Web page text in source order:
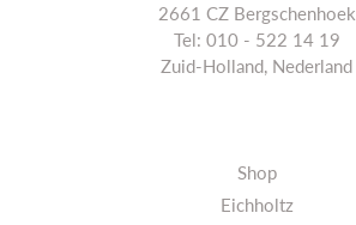
2661 CZ Bergschenhoek
Tel: 010 - 522 14 19
Zuid-Holland, Nederland
Shop
Eichholtz